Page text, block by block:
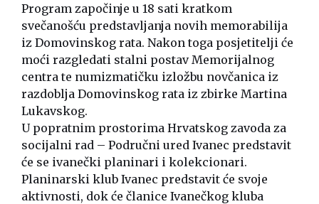
Program započinje u 18 sati kratkom
svečanošću predstavljanja novih memorabilija
iz Domovinskog rata. Nakon toga posjetitelji će
moći razgledati stalni postav Memorijalnog
centra te numizmatičku izložbu novčanica iz
razdoblja Domovinskog rata iz zbirke Martina
Lukavskog.
U popratnim prostorima Hrvatskog zavoda za
socijalni rad – Područni ured Ivanec predstavit
će se ivanečki planinari i kolekcionari.
Planinarski klub Ivanec predstavit će svoje
aktivnosti, dok će članice Ivanečkog kluba